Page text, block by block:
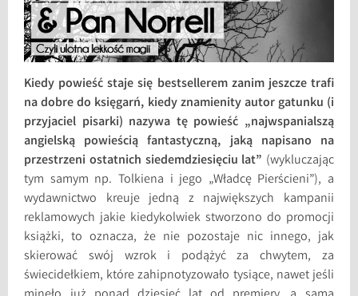
Kiedy powieść staje się bestsellerem zanim jeszcze trafi
na dobre do księgarń, kiedy znamienity autor gatunku (i
przyjaciel pisarki) nazywa tę powieść „najwspanialszą
angielską powieścią fantastyczną, jaką napisano na
przestrzeni ostatnich siedemdziesięciu lat” (wykluczając
tym samym np. Tolkiena i jego „Władcę Pierścieni”), a
wydawnictwo kreuje jedną z największych kampanii
reklamowych jakie kiedykolwiek stworzono do promocji
książki, to oznacza, że nie pozostaje nic innego, jak
skierować swój wzrok i podążyć za chwytem, za
świecidełkiem, które zahipnotyzowało tysiące, nawet jeśli